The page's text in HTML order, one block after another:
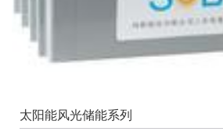
太阳能风光储能系列